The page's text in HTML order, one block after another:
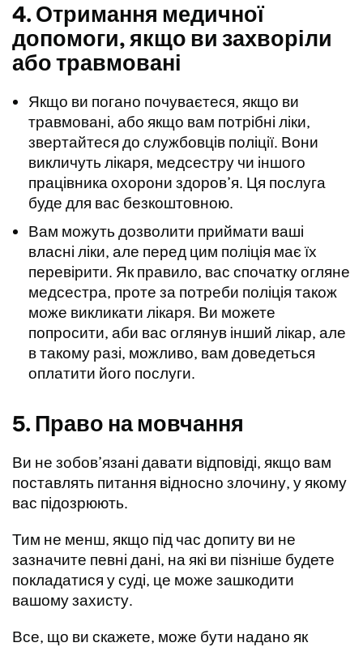
4. Отримання медичної
допомоги, якщо ви захворіли
або травмовані
Якщо ви погано почуваєтеся, якщо ви
травмовані, або якщо вам потрібні ліки,
звертайтеся до службовців поліції. Вони
викличуть лікаря, медсестру чи іншого
працівника охорони здоров’я. Ця послуга
буде для вас безкоштовною.
Вам можуть дозволити приймати ваші
власні ліки, але перед цим поліція має їх
перевірити. Як правило, вас спочатку огляне
медсестра, проте за потреби поліція також
може викликати лікаря. Ви можете
попросити, аби вас оглянув інший лікар, але
в такому разі, можливо, вам доведеться
оплатити його послуги.
5. Право на мовчання
Ви не зобов’язані давати відповіді, якщо вам
поставлять питання відносно злочину, у якому
вас підозрюють.
Тим не менш, якщо під час допиту ви не
зазначите певні дані, на які ви пізніше будете
покладатися у суді, це може зашкодити
вашому захисту.
Все, що ви скажете, може бути надано як